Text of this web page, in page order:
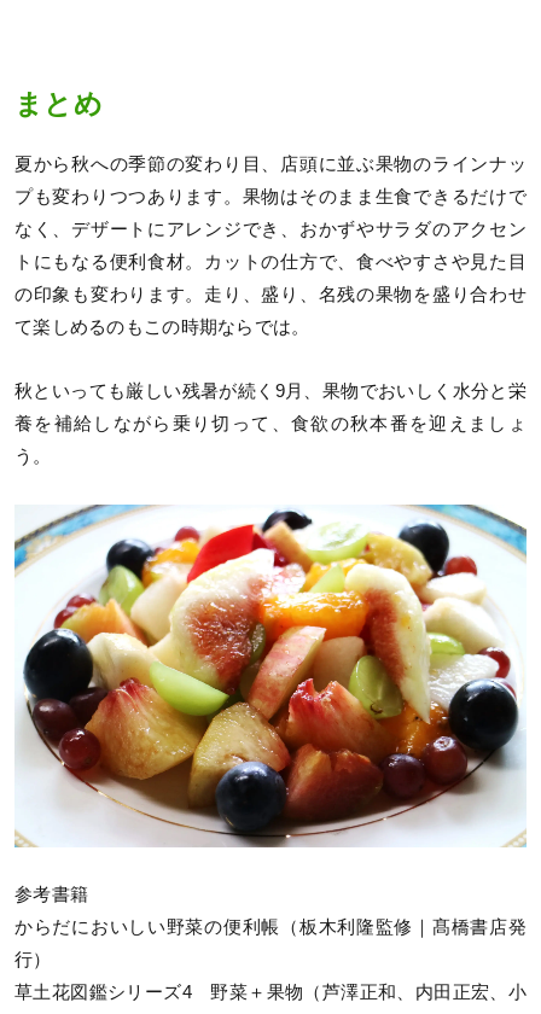
まとめ
夏から秋への季節の変わり目、店頭に並ぶ果物のラインナッ
プも変わりつつあります。果物はそのまま生食できるだけで
なく、デザートにアレンジでき、おかずやサラダのアクセン
トにもなる便利食材。カットの仕方で、食べやすさや見た目
の印象も変わります。走り、盛り、名残の果物を盛り合わせ
て楽しめるのもこの時期ならでは。
秋といっても厳しい残暑が続く9月、果物でおいしく水分と栄
養を補給しながら乗り切って、食欲の秋本番を迎えましょ
う。
参考書籍
からだにおいしい野菜の便利帳（板木利隆監修｜髙橋書店発
行）
草土花図鑑シリーズ4 野菜＋果物（芦澤正和、内田正宏、小